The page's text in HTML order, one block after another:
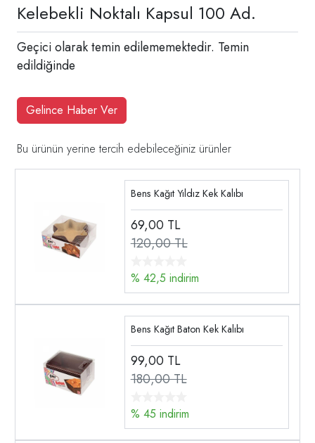
Kelebekli Noktalı Kapsul 100 Ad.
Geçici olarak temin edilememektedir. Temin
edildiğinde
Gelince Haber Ver
Bu ürünün yerine tercih edebileceğiniz ürünler
Bens Kağıt Yıldız Kek Kalıbı
69,00 TL
120,00 TL
% 42,5 indirim
Bens Kağıt Baton Kek Kalıbı
99,00 TL
180,00 TL
% 45 indirim